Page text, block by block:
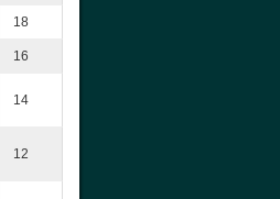
18
16
14
12